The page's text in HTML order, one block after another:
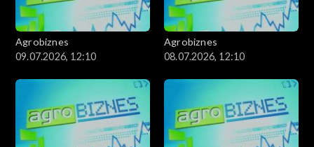
Agrobiznes
09.07.2026, 12:10
Agrobiznes
08.07.2026, 12:10